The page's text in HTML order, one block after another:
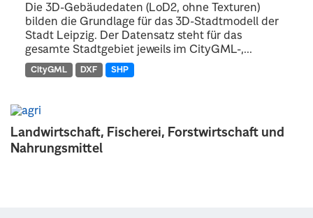
Landwirtschaft, Fischerei, Forstwirtschaft und
Nahrungsmittel
Die 3D-Gebäudedaten (LoD2, ohne Texturen)
bilden die Grundlage für das 3D-Stadtmodell der
Stadt Leipzig. Der Datensatz steht für das
gesamte Stadtgebiet jeweils im CityGML-,...
CityGML DXF SHP